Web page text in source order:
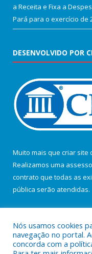
a Receita e Fixa a
Pará para o exercício de
DESENVOLVIDO POR
Muito mais que criar site
Realizamos uma
contrato que todas as
pública serão atendidas.
Nós usamos cookies
navegação no portal.
concorda com a